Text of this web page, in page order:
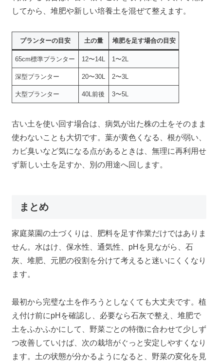
してから、堆肥や新しい培養土を混ぜて整えます。
プランターの目安 土の量 堆肥を足す場合の目安
65cm標準プランター 12〜14L 1〜2L
深型プランター 20〜30L 2〜3L
大型プランター 40L前後 3〜5L
古い土を使い回す場合は、病気が出た株の土をそのまま
使わないことも大切です。葉が黄色くなる、根が弱い、
カビ臭いなど気になる点があるときは、無理に再利用せ
ず新しい土を足すか、別の用途へ回します。
まとめ
家庭菜園の土づくりは、肥料を足す作業だけではありま
せん。水はけ、保水性、通気性、pHを見ながら、石
灰、堆肥、元肥の役割を分けて考えると迷いにくくなり
ます。
最初から完璧な土を作ろうとしなくても大丈夫です。植
え付け前にpHを確認し、必要なら石灰で整え、堆肥で
土をふかふかにして、野菜ごとの特徴に合わせて少しず
つ改善していけば、次の栽培がぐっと安定しやすくなり
ます。土の状態が分かるようになると、野菜の変化を見